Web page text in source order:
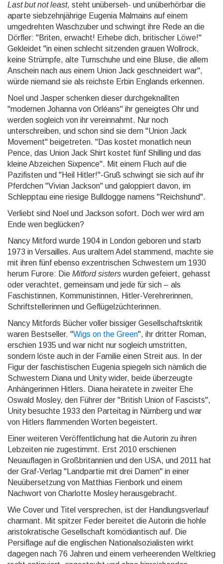
Last but not least, steht unüberseh- und unüberhörbar die
aparte siebzehnjährige Eugenia Malmains auf einem
umgedrehten Waschzuber und schwingt ihre Rede an die
Dörfler: "Briten, erwacht! Erhebe dich, britischer Löwe!"
Gekleidet "in einen schlecht sitzenden grauen Wollrock,
keine Strümpfe, alte Turnschuhe und eine Bluse, die allem
Anschein nach aus einem Union Jack geschneidert war",
würde niemand sie als reichste Erbin Englands erkennen.
Noel und Jasper schenken dieser durchgeknallten
"modernen Johanna von Orléans" ihr geneigtes Ohr und
werden sogleich von ihr vereinnahmt. Nur noch
unterschreiben, und schon sind sie dem "Union Jack
Movement" beigetreten. "Das kostet monatlich neun
Pence, das Union Jack Shirt kostet fünf Shilling und das
kleine Abzeichen Sixpence". Mit einem Fluch auf die
Pazifisten und "Heil Hitler!"-Gruß schwingt sie sich auf ihr
Pferdchen "Vivian Jackson" und galoppiert davon, im
Schlepptau eine riesige Bulldogge namens "Reichshund".
Verliebt sind Noel und Jackson sofort. Doch wer wird am
Ende wen beglücken?
Nancy Mitford wurde 1904 in London geboren und starb
1973 in Versailles. Aus uraltem Adel stammend, machte sie
mit ihren fünf ebenso exzentrischen Schwestern um 1930
herum Furore: Die Mitford sisters wurden gefeiert, gehasst
oder verachtet, gemeinsam und jede für sich – als
Faschistinnen, Kommunistinnen, Hitler-Verehrerinnen,
Schriftstellerinnen und Geflügelzüchterinnen.
Nancy Mitfords Bücher voller bissiger Gesellschaftskritik
waren Bestseller. "Wigs on the Green", ihr dritter Roman,
erschien 1935 und war nicht nur sogleich umstritten,
sondern löste auch in der Familie einen Streit aus. In der
Figur der faschistischen Eugenia spiegeln sich nämlich die
Schwestern Diana und Unity wider, beide überzeugte
Anhängerinnen Hitlers. Diana heiratete in zweiter Ehe
Oswald Mosley, den Führer der "British Union of Fascists",
Unity besuchte 1933 den Parteitag in Nürnberg und war
von Hitlers flammenden Worten begeistert.
Einer weiteren Veröffentlichung hat die Autorin zu ihren
Lebzeiten nie zugestimmt. Erst 2010 erschienen
Neuauflagen in Großbritannien und den USA, und 2011 hat
der Graf-Verlag "Landpartie mit drei Damen" in einer
Neuübersetzung von Matthias Fienbork und einem
Nachwort von Charlotte Mosley herausgebracht.
Wie Cover und Titel versprechen, ist der Handlungsverlauf
charmant. Mit spitzer Feder bereitet die Autorin die hohle
aristokratische Gesellschaft komödiantisch auf. Die
Persiflage auf die englischen Nationalsozialisten wirkt
dagegen nach 76 Jahren und einem verheerenden Weltkrieg